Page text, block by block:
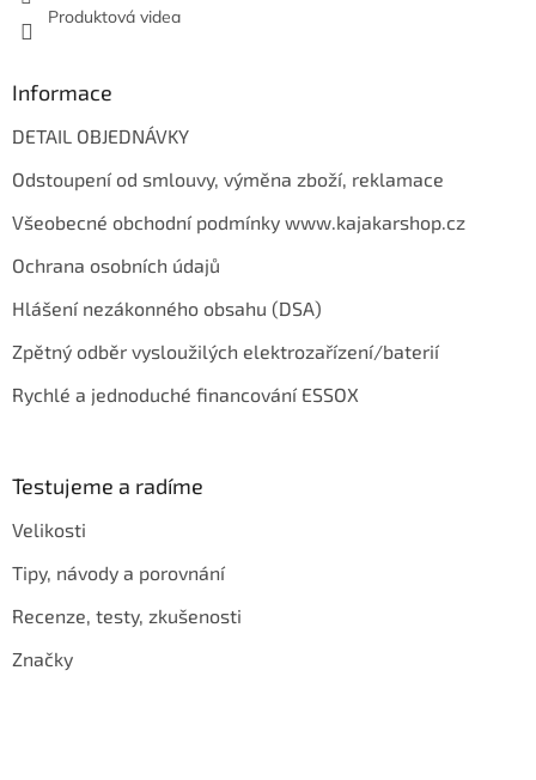
Produktová videa
Informace
DETAIL OBJEDNÁVKY
Odstoupení od smlouvy, výměna zboží, reklamace
Všeobecné obchodní podmínky www.kajakarshop.cz
Ochrana osobních údajů
Hlášení nezákonného obsahu (DSA)
Zpětný odběr vysloužilých elektrozařízení/baterií
Rychlé a jednoduché financování ESSOX
Testujeme a radíme
Velikosti
Tipy, návody a porovnání
Recenze, testy, zkušenosti
Značky